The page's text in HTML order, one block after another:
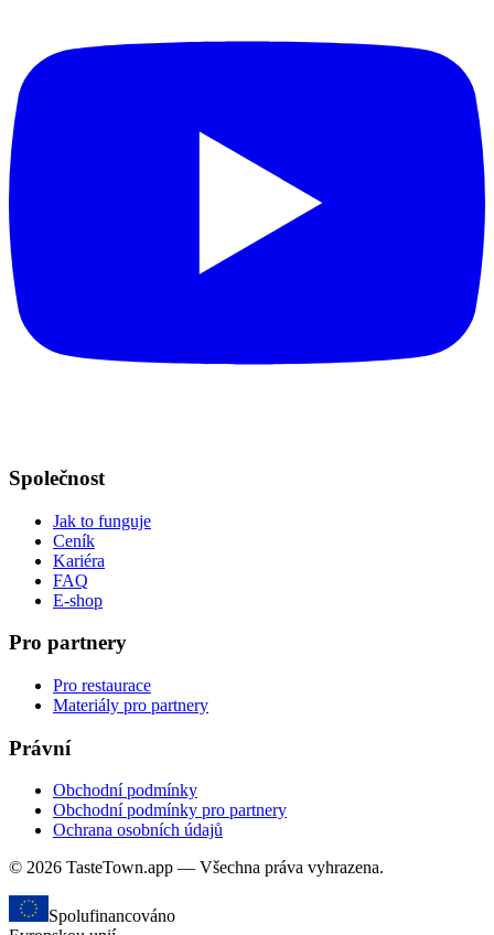
Společnost
Jak to funguje
Ceník
Kariéra
FAQ
E-shop
Pro partnery
Pro restaurace
Materiály pro partnery
Právní
Obchodní podmínky
Obchodní podmínky pro partnery
Ochrana osobních údajů
© 2026 TasteTown.app — Všechna práva vyhrazena.
Spolufinancováno